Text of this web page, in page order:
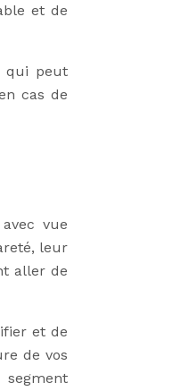
et de
qui peut
cas de
vue
leur
aller de
et de
de vos